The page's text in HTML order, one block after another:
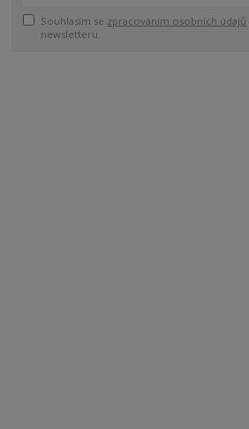
Souhlasím se zpracováním osobních údajů
newsletteru.